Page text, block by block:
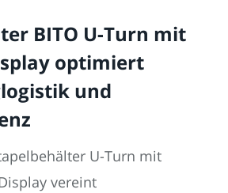
BITO U-Turn mit
optimiert
und
U-Turn mit
vereint